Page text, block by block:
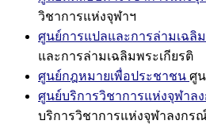
วิชาการแห่งจุฬาฯ
ศูนย์การแปลและการล่ามเฉลิ
และการล่ามเฉลิมพระเกียรติ
ศูนย์กฎหมายเพื่อประชาชน ศู
ศูนย์บริการวิชาการแห่งจุฬาล
บริการวิชาการแห่งจุฬาลงกร